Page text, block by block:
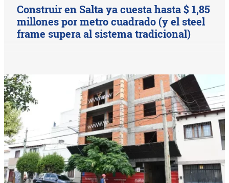
Construir en Salta ya cuesta hasta $ 1,85
millones por metro cuadrado (y el steel
frame supera al sistema tradicional)